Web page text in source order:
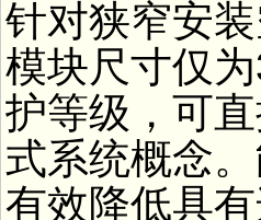
针对狭窄安
模块尺寸仅
护等级，可
式系统概念
有效降低具